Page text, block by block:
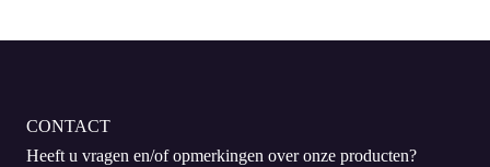
CONTACT
Heeft u vragen en/of opmerkingen over onze producten?